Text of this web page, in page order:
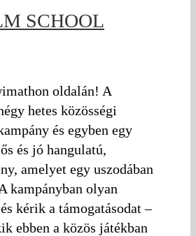
SCHOOL
oldalán! A
hetes közösségi
és egyben egy
és jó hangulatú,
amelyet egy uszodában
kampányban olyan
kérik a támogatásodat –
ebben a közös játékban